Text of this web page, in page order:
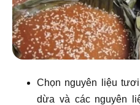
Chọn nguyên liệu
dừa và các nguyên